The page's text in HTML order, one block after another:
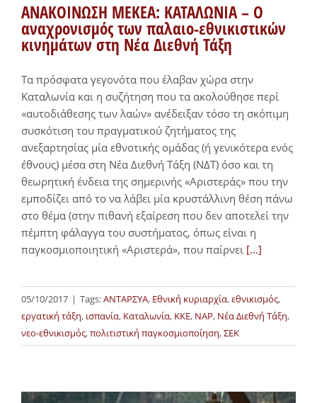
ΑΝΑΚΟΙΝΩΣΗ ΜΕΚΕΑ: ΚΑΤΑΛΩΝΙΑ – Ο
αναχρονισμός των παλαιο-εθνικιστικών
κινημάτων στη Νέα Διεθνή Τάξη
Τα πρόσφατα γεγονότα που έλαβαν χώρα στην
Καταλωνία και η συζήτηση που τα ακολούθησε περί
«αυτοδιάθεσης των λαών» ανέδειξαν τόσο τη σκόπιμη
συσκότιση του πραγματικού ζητήματος της
ανεξαρτησίας μία εθνοτικής ομάδας (ή γενικότερα ενός
έθνους) μέσα στη Νέα Διεθνή Τάξη (ΝΔΤ) όσο και τη
θεωρητική ένδεια της σημερινής «Αριστεράς» που την
εμποδίζει από το να λάβει μία κρυστάλλινη θέση πάνω
στο θέμα (στην πιθανή εξαίρεση που δεν αποτελεί την
πέμπτη φάλαγγα του συστήματος, όπως είναι η
παγκοσμιοποιητική «Αριστερά», που παίρνει [...]
05/10/2017 | Tags:ΑΝΤΑΡΣΥΑ, Εθνική κυριαρχία,εθνικισμός,
εργατική τάξη, ισπανία, Καταλωνία, ΚΚΕ, ΝΑΡ, Νέα Διεθνή Τάξη,
νεο-εθνικισμός,πολιτιστική παγκοσμιοποίηση,ΣΕΚ